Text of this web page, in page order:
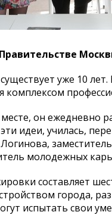
уже 10
комплексом
месте, он ежедневно
идеи, училась,
молодежных
составляет
города,
испытать свои